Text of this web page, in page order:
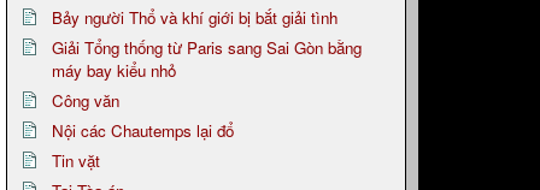
Bảy người Thổ và khí giới bị bắt giải tình
Giải Tổng thống từ Paris sang Sai Gòn bằng
máy bay kiểu nhỏ
Công văn
Nội các Chautemps lại đổ
Tin vặt